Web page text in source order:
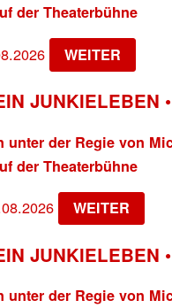
der Theaterbühne
WEITER
JUNKIELEBEN
unter der Regie von
der Theaterbühne
WEITER
JUNKIELEBEN
unter der Regie von